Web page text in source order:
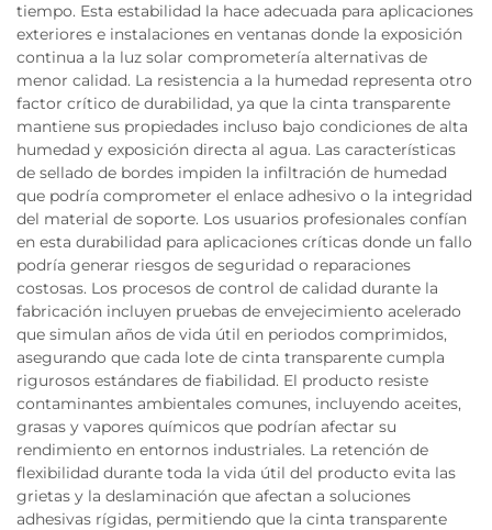
tiempo. Esta estabilidad la hace adecuada para aplicaciones
exteriores e instalaciones en ventanas donde la exposición
continua a la luz solar comprometería alternativas de
menor calidad. La resistencia a la humedad representa otro
factor crítico de durabilidad, ya que la cinta transparente
mantiene sus propiedades incluso bajo condiciones de alta
humedad y exposición directa al agua. Las características
de sellado de bordes impiden la infiltración de humedad
que podría comprometer el enlace adhesivo o la integridad
del material de soporte. Los usuarios profesionales confían
en esta durabilidad para aplicaciones críticas donde un fallo
podría generar riesgos de seguridad o reparaciones
costosas. Los procesos de control de calidad durante la
fabricación incluyen pruebas de envejecimiento acelerado
que simulan años de vida útil en periodos comprimidos,
asegurando que cada lote de cinta transparente cumpla
rigurosos estándares de fiabilidad. El producto resiste
contaminantes ambientales comunes, incluyendo aceites,
grasas y vapores químicos que podrían afectar su
rendimiento en entornos industriales. La retención de
flexibilidad durante toda la vida útil del producto evita las
grietas y la deslaminación que afectan a soluciones
adhesivas rígidas, permitiendo que la cinta transparente